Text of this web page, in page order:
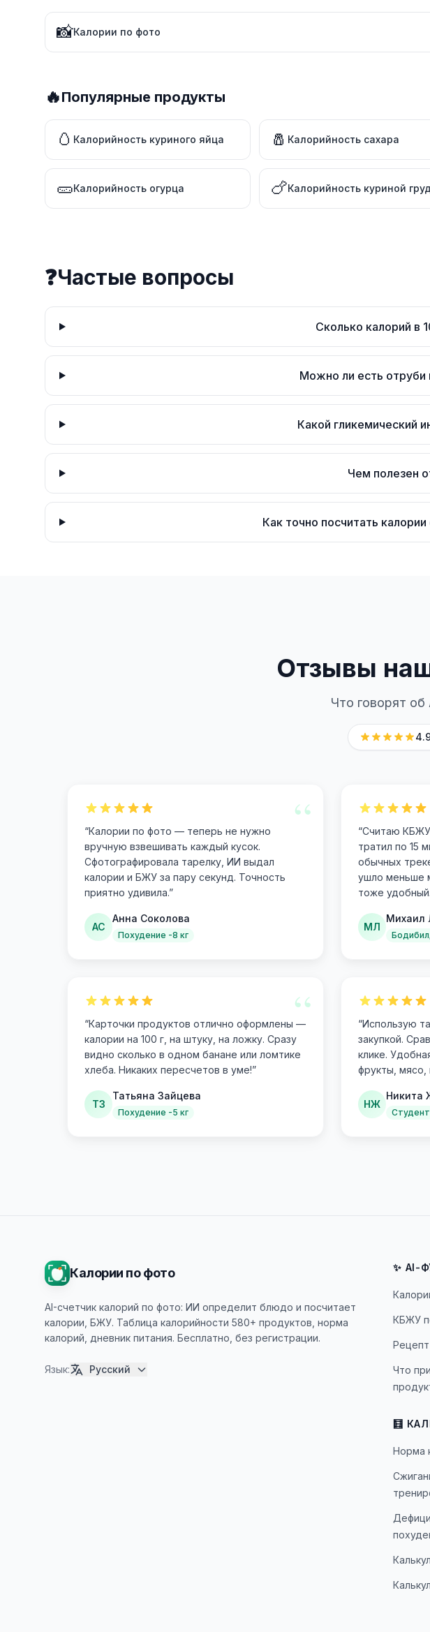
📸Калории по фото
🔥Популярные продукты
🥚 Калорийность куриного яйца 🧂 Калорийность сахара
🥒Калорийность огурца 🍗Калорийность куриной
❓Частые вопросы
Сколько калорий в
Можно ли есть отруби
Какой гликемический
Чем полезен
Как точно посчитать
Отзывы
Что говорят об
“
“Калории по фото — теперь не нужно
вручную взвешивать каждый кусок.
Сфотографировала тарелку, ИИ выдал
калории и БЖУ за пару секунд. Точность
приятно удивила.”
АС
Анна Соколова
Похудение -8 кг
“Считаю
тратил по 15
обычных
ушло меньше
тоже удобный.
МЛ
Михаил
“
“Карточки продуктов отлично оформлены —
калории на 100 г, на штуку, на ложку. Сразу
видно сколько в одном банане или ломтике
хлеба. Никаких пересчетов в уме!”
ТЗ
Татьяна Зайцева
Похудение -5 кг
“Использую
закупкой.
клике.
фрукты, мясо,
НЖ
Никита
Студент
Калории по фото
AI-счетчик калорий по фото: ИИ определит блюдо и посчитает
калории, БЖУ. Таблица калорийности 580+ продуктов, норма
калорий, дневник питания. Бесплатно, без регистрации.
Язык: Русский
✨ AI-
КБЖУ
Что
🧮
Норма